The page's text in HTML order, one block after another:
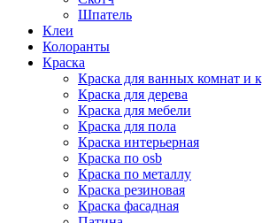
Шпатель
Клеи
Колоранты
Краска
Краска для ванных комнат и
Краска для дерева
Краска для мебели
Краска для пола
Краска интерьерная
Краска по osb
Краска по металлу
Краска резиновая
Краска фасадная